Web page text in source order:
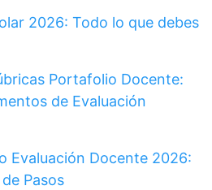
2026: Todo lo que debes
Portafolio Docente:
de Evaluación
Evaluación Docente 2026:
Pasos